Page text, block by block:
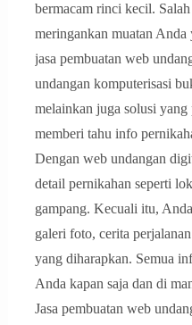
bermacam rinci kecil.
meringankan muatan
jasa pembuatan web
undangan komputerisasi
melainkan juga solusi
memberi tahu info
Dengan web undangan
detail pernikahan seperti
gampang. Kecuali itu,
galeri foto, cerita
yang diharapkan. Semua
Anda kapan saja dan di
Jasa pembuatan web